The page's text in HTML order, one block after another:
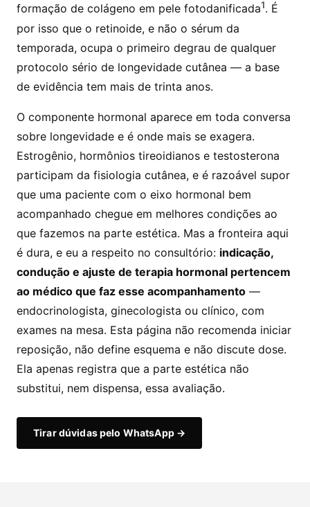
formação de colágeno em pele fotodanificada1. É
por isso que o retinoide, e não o sérum da
temporada, ocupa o primeiro degrau de qualquer
protocolo sério de longevidade cutânea — a base
de evidência tem mais de trinta anos.
O componente hormonal aparece em toda conversa
sobre longevidade e é onde mais se exagera.
Estrogênio, hormônios tireoidianos e testosterona
participam da fisiologia cutânea, e é razoável supor
que uma paciente com o eixo hormonal bem
acompanhado chegue em melhores condições ao
que fazemos na parte estética. Mas a fronteira aqui
é dura, e eu a respeito no consultório: indicação,
condução e ajuste de terapia hormonal pertencem
ao médico que faz esse acompanhamento —
endocrinologista, ginecologista ou clínico, com
exames na mesa. Esta página não recomenda iniciar
reposição, não define esquema e não discute dose.
Ela apenas registra que a parte estética não
substitui, nem dispensa, essa avaliação.
Tirar dúvidas pelo WhatsApp →